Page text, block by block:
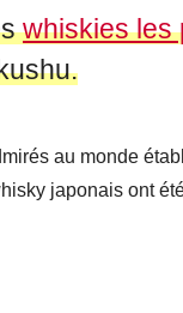
whiskies les
au monde
japonais ont